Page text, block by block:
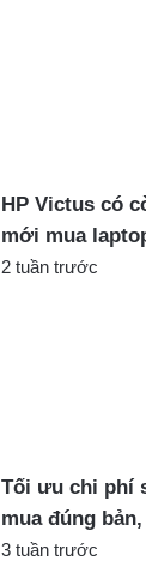
:HP Victus có
mới mua
2 tuần trước
Tối ưu chi phí
mua đúng
3 tuần trước